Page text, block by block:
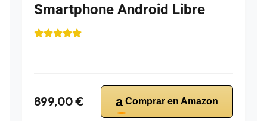
Smartphone Android Libre
899,00 € a Comprar en Amazon